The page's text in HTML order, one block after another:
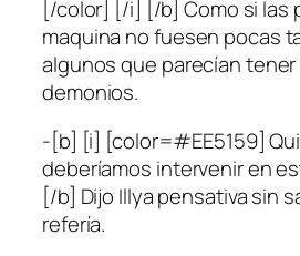
[/color] [/i] [/b] Como si las
maquina no fuesen pocas
algunos que parecían
demonios.
-[b] [i] [color=#EE5159]
deberíamos intervenir en
[/b] Dijo Illya pensativa sin
refería.